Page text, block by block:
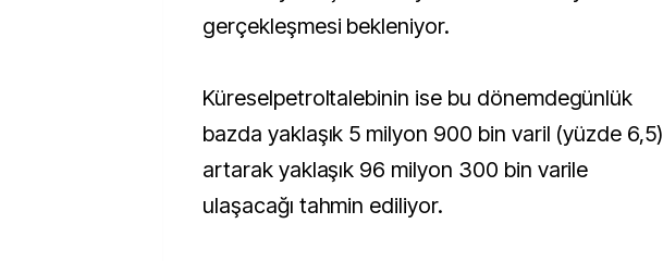
gerçekleşmesi bekleniyor.
Küreselpetroltalebinin ise bu dönemdegünlük
bazda yaklaşık 5 milyon 900 bin varil (yüzde 6,5)
artarak yaklaşık 96 milyon 300 bin varile
ulaşacağı tahmin ediliyor.